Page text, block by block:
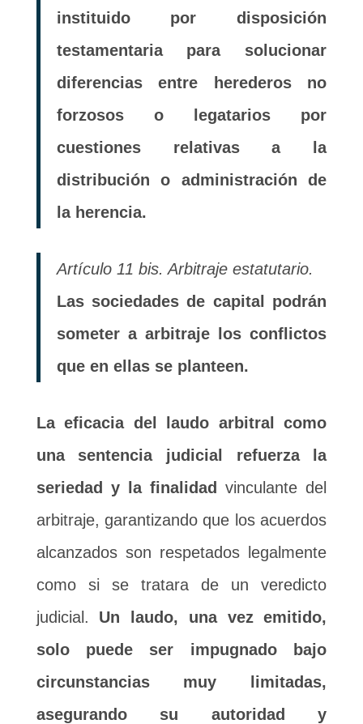
instituido por disposición
testamentaria para solucionar
diferencias entre herederos no
forzosos o legatarios por
cuestiones relativas a la
distribución o administración de
la herencia.
Artículo 11 bis. Arbitraje estatutario.
Las sociedades de capital podrán
someter a arbitraje los conflictos
que en ellas se planteen.
La eficacia del laudo arbitral como
una sentencia judicial refuerza la
seriedad y la finalidad
vinculante del
arbitraje, garantizando que los acuerdos
alcanzados son respetados legalmente
como si se tratara de un veredicto
judicial. Un laudo, una vez emitido,
solo puede ser impugnado bajo
circunstancias muy limitadas,
asegurando su autoridad y